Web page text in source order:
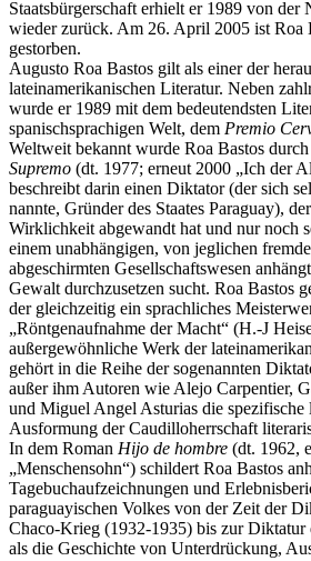
Staatsbürgerschaft erhielt er 1989 von der
wieder zurück. Am 26. April 2005 ist Roa
gestorben.
Augusto Roa Bastos gilt als einer der
lateinamerikanischen Literatur. Neben
wurde er 1989 mit dem bedeutendsten
spanischsprachigen Welt, dem Premio
Weltweit bekannt wurde Roa Bastos
Supremo (dt. 1977; erneut 2000 „Ich der
beschreibt darin einen Diktator (der sich
nannte, Gründer des Staates Paraguay),
Wirklichkeit abgewandt hat und nur noch
einem unabhängigen, von jeglichen
abgeschirmten Gesellschaftswesen
Gewalt durchzusetzen sucht. Roa Bastos
der gleichzeitig ein sprachliches
„Röntgenaufnahme der Macht“ (H.-J
außergewöhnliche Werk der
gehört in die Reihe der sogenannten
außer ihm Autoren wie Alejo Carpentier,
und Miguel Angel Asturias die spezifische
Ausformung der Caudilloherrschaft
In dem Roman Hijo de hombre (dt. 1962,
„Menschensohn“) schildert Roa Bastos
Tagebuchaufzeichnungen und
paraguayischen Volkes von der Zeit der
Chaco-Krieg (1932-1935) bis zur Diktatur
als die Geschichte von Unterdrückung,